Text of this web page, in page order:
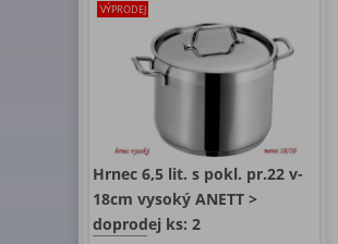
VÝPRODEJ
Hrnec 6,5 lit. s pokl. pr.22 v-
18cm vysoký ANETT >
doprodej ks: 2